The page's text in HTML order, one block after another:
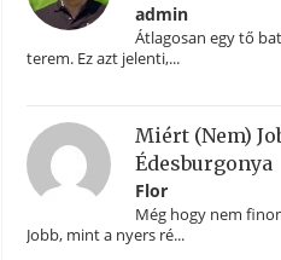
admin
Átlagosan egy tő
terem. Ez azt jelenti,...
Miért (nem)
Édesburgonya
Flor
Még hogy nem
Jobb, mint a nyers ré...